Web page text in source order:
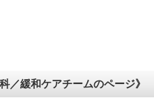
／緩和ケアチームのページ》